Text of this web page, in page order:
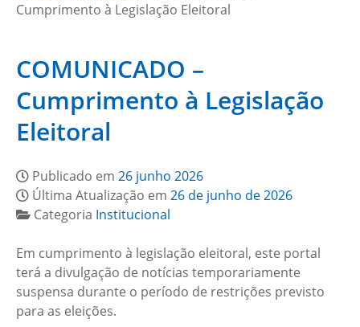
Cumprimento à Legislação Eleitoral
COMUNICADO –
Cumprimento à Legislação
Eleitoral
Publicado em 26 junho 2026
Última Atualização em 26 de junho de 2026
Categoria Institucional
Em cumprimento à legislação eleitoral, este portal
terá a divulgação de notícias temporariamente
suspensa durante o período de restrições previsto
para as eleições.